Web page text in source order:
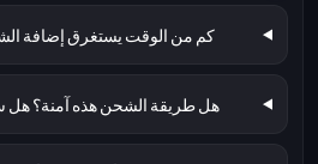
كم من الوقت يستغرق إضافة
هل طريقة الشحن هذه آمنة؟